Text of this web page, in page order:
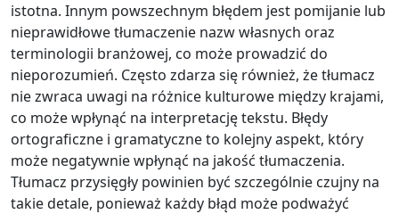
istotna. Innym powszechnym błędem jest pomijanie lub
nieprawidłowe tłumaczenie nazw własnych oraz
terminologii branżowej, co może prowadzić do
nieporozumień. Często zdarza się również, że tłumacz
nie zwraca uwagi na różnice kulturowe między krajami,
co może wpłynąć na interpretację tekstu. Błędy
ortograficzne i gramatyczne to kolejny aspekt, który
może negatywnie wpłynąć na jakość tłumaczenia.
Tłumacz przysięgły powinien być szczególnie czujny na
takie detale, ponieważ każdy błąd może podważyć